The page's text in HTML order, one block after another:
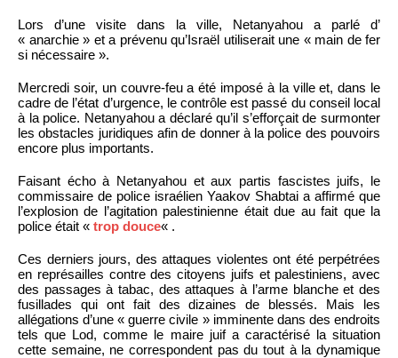
Lors d’une visite dans la ville, Netanyahou a parlé d’
« anarchie » et a prévenu qu’Israël utiliserait une « main de fer
si nécessaire ».
Mercredi soir, un couvre-feu a été imposé à la ville et, dans le
cadre de l’état d’urgence, le contrôle est passé du conseil local
à la police. Netanyahou a déclaré qu’il s’efforçait de surmonter
les obstacles juridiques afin de donner à la police des pouvoirs
encore plus importants.
Faisant écho à Netanyahou et aux partis fascistes juifs, le
commissaire de police israélien Yaakov Shabtai a affirmé que
l’explosion de l’agitation palestinienne était due au fait que la
police était « trop douce« .
Ces derniers jours, des attaques violentes ont été perpétrées
en représailles contre des citoyens juifs et palestiniens, avec
des passages à tabac, des attaques à l’arme blanche et des
fusillades qui ont fait des dizaines de blessés. Mais les
allégations d’une « guerre civile » imminente dans des endroits
tels que Lod, comme le maire juif a caractérisé la situation
cette semaine, ne correspondent pas du tout à la dynamique